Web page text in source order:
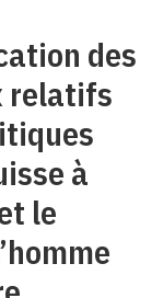
des
relatifs
à
le